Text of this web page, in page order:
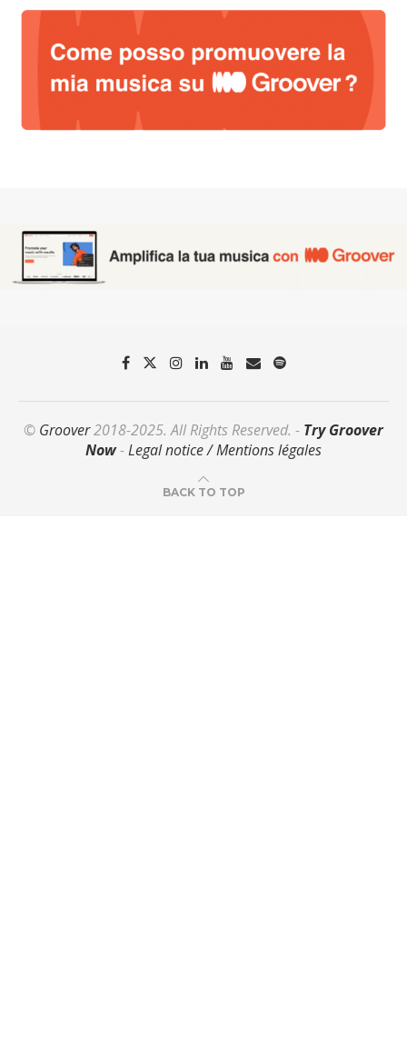
© Groover2018-2025. All Rights Reserved. - Try Groover
Now-Legal notice / Mentions légales
BACK TO TOP